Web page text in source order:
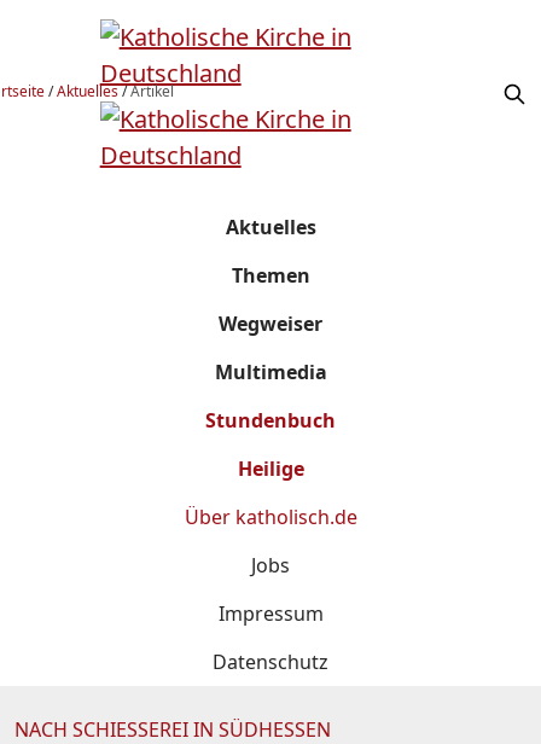
/Aktuelles/Artikel
Aktuelles
Themen
Wegweiser
Multimedia
Stundenbuch
Heilige
Über katholisch.de
Jobs
Impressum
Datenschutz
NACH SCHIESSEREI IN SÜDHESSEN